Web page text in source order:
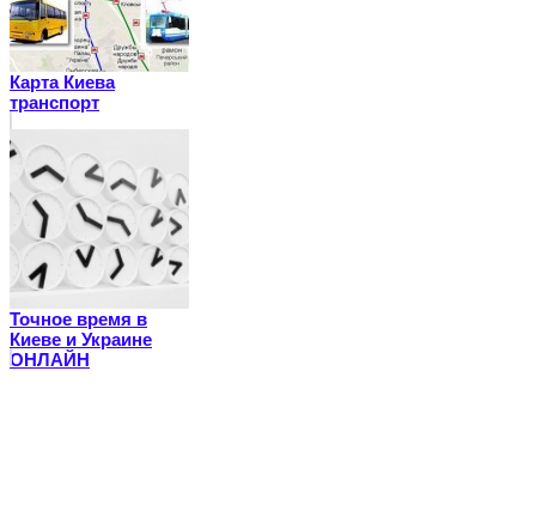
Карта Киева
транспорт
Точное время в
Киеве и Украине
ОНЛАЙН